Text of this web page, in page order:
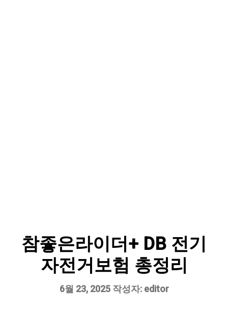
참좋은라이더+ DB 전기
자전거보험 총정리
6월 23, 2025 작성자: editor